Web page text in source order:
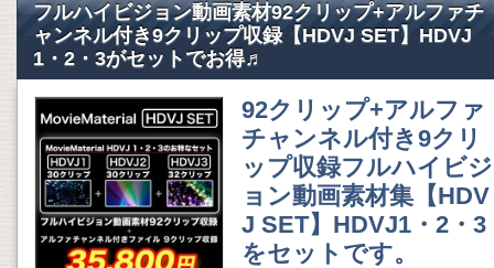
フルハイビジョン動画素材92クリップ+アルファチ
ャンネル付き9クリップ収録【HDVJ SET】HDVJ
1・2・3がセットでお得♬
92クリップ+アルファ
チャンネル付き9クリ
ップ収録フルハイビジ
ョン動画素材集【HDV
J SET】HDVJ1・2・3
をセットです。